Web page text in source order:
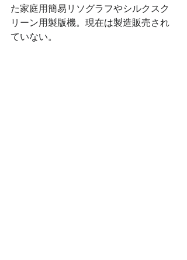
た家庭用簡易 リソグラフやシルクスク
リーン用製版機。現在は製造販売され
ていない。